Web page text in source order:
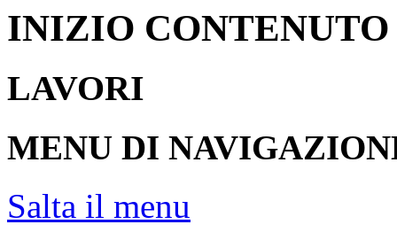
INIZIO CONTENUTO
LAVORI
MENU DI
Salta il menu